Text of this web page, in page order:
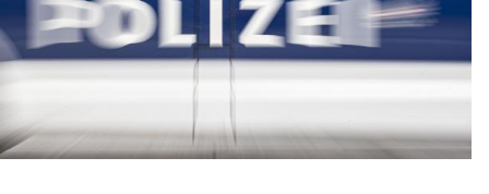
Untermenü
Untermenü
Untermenü